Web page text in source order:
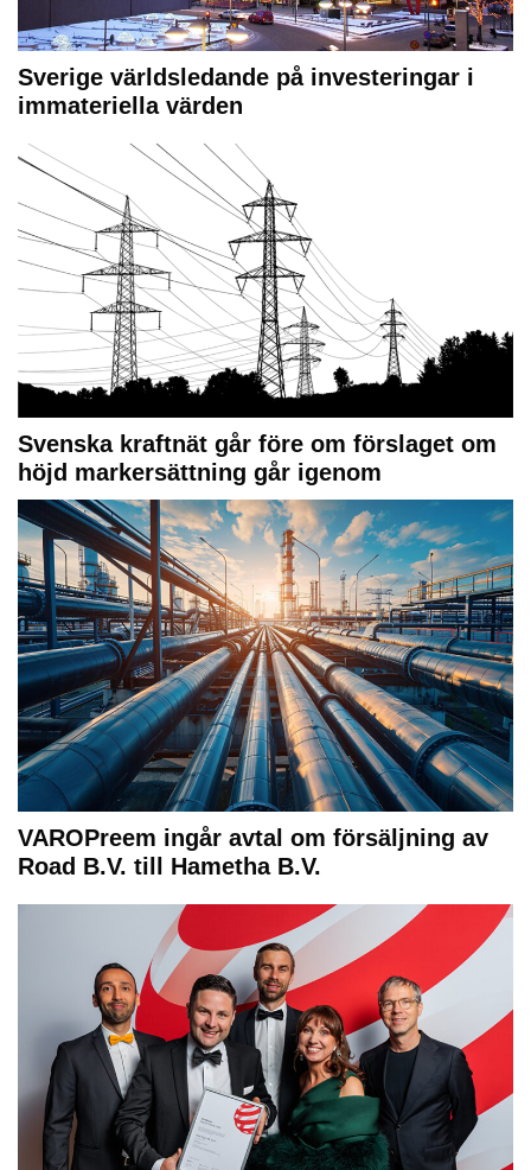
Sverige världsledande på investeringar i
immateriella värden
Svenska kraftnät går före om förslaget om
höjd markersättning går igenom
VAROPreem ingår avtal om försäljning av
Road B.V. till Hametha B.V.